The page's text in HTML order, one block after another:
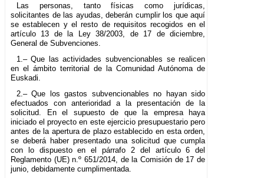
Las personas, tanto físicas como jurídicas,
solicitantes de las ayudas, deberán cumplir los que aquí
se establecen y el resto de requisitos recogidos en el
artículo 13 de la Ley 38/2003, de 17 de diciembre,
General de Subvenciones.
1.– Que las actividades subvencionables se realicen
en el ámbito territorial de la Comunidad Autónoma de
Euskadi.
2.– Que los gastos subvencionables no hayan sido
efectuados con anterioridad a la presentación de la
solicitud. En el supuesto de que la empresa haya
iniciado el proyecto en este ejercicio presupuestario pero
antes de la apertura de plazo establecido en esta orden,
se deberá haber presentado una solicitud que cumpla
con lo dispuesto en el párrafo 2 del artículo 6 del
Reglamento (UE) n.º 651/2014, de la Comisión de 17 de
junio, debidamente cumplimentada.